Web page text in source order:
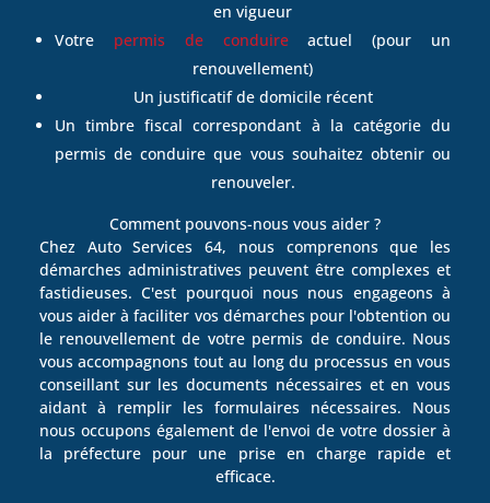
en vigueur
Votre permis de conduireactuel (pour un
renouvellement)
Un justificatif de domicile récent
Un timbre fiscal correspondant à la catégorie du
permis de conduire que vous souhaitez obtenir ou
renouveler.
Comment pouvons-nous vous aider ?
Chez Auto Services 64, nous comprenons que les
démarches administratives peuvent être complexes et
fastidieuses. C'est pourquoi nous nous engageons à
vous aider à faciliter vos démarches pour l'obtention ou
le renouvellement de votre permis de conduire. Nous
vous accompagnons tout au long du processus en vous
conseillant sur les documents nécessaires et en vous
aidant à remplir les formulaires nécessaires. Nous
nous occupons également de l'envoi de votre dossier à
la préfecture pour une prise en charge rapide et
efficace.